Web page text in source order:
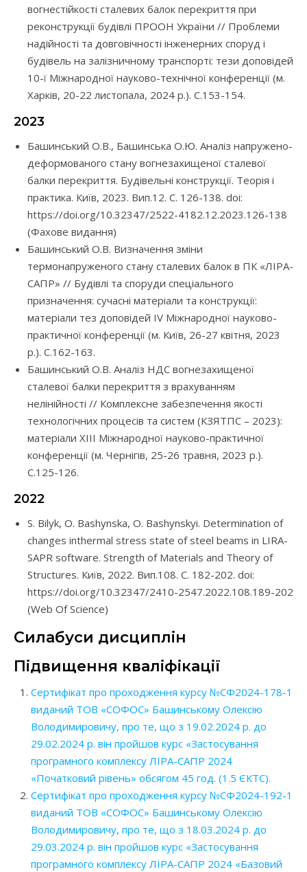
вогнестійкості сталевих балок перекриття при
реконструкції будівлі ПРООН України // Проблеми
надійності та довговічності інженерних споруд і
будівель на залізничному транспорті: тези доповідей
10-ї Міжнародної науково-технічної конференції (м.
Харків, 20-22 листопала, 2024 р.). С.153-154.
2023
Башинський О.В., Башинська О.Ю. Аналіз напружено-
деформованого стану вогнезахищеної сталевої
балки перекриття. Будівельні конструкції. Теорія і
практика. Київ, 2023. Вип.12. С. 126-138. doi:
https://doi.org/10.32347/2522-4182.12.2023.126-138
(Фахове видання)
Башинський О.В. Визначення зміни
термонапруженого стану сталевих балок в ПК «ЛІРА-
САПР» // Будівлі та споруди спеціального
призначення: сучасні матеріали та конструкції:
матеріали тез доповідей IV Міжнародної науково-
практичної конференції (м. Київ, 26-27 квітня, 2023
р.). С.162-163.
Башинський О.В. Аналіз НДС вогнезахищеної
сталевої балки перекриття з врахуванням
нелінійності // Комплексне забезпечення якості
технологічних процесів та систем (КЗЯТПС – 2023):
матеріали XIII Міжнародної науково-практичної
конференції (м. Чернігів, 25-26 травня, 2023 р.).
С.125-126.
2022
S. Bilyk, O. Bashynska, O. Bashynskyi. Determination of
changes inthermal stress state of steel beams in LIRA-
SAPR software. Strength of Materials and Theory of
Structures. Київ, 2022. Вип.108. С. 182-202. doi:
https://doi.org/10.32347/2410-2547.2022.108.189-202
(Web Of Science)
Силабуси дисциплін
Підвищення кваліфікації
Сертифікат про проходження курсу №СФ2024-178-1
виданий ТОВ «СОФОС» Башинському Олексію
Володимировичу, про те, що з 19.02.2024 р. до
29.02.2024 р. він пройшов курс «Застосування
програмного комплексу ЛІРА-САПР 2024
«Початковий рівень» обсягом 45 год. (1.5 ЄКТС).
Сертифікат про проходження курсу №СФ2024-192-1
виданий ТОВ «СОФОС» Башинському Олексію
Володимировичу, про те, що з 18.03.2024 р. до
29.03.2024 р. він пройшов курс «Застосування
програмного комплексу ЛІРА-САПР 2024 «Базовий